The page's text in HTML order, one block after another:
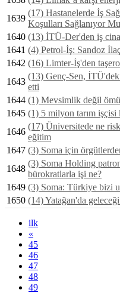
1639
(17) Hastanelerde İş
Koşulları Sağlanıyor
1640 (13) İTÜ-Der'den iş
1641 (4) Petrol-İş: Sandoz
1642 (16) Limter-İş'den
1643
(13) Genç-Sen,
etti
1644 (1) Mevsimlik değil
1645 (1) 5 milyon tarım işçisi
1646
(17) Üniversitede ne
eğitim
1647 (3) Soma için
1648
(3) Soma Holding
bürokratlarla işi ne?
1649 (3) Soma: Türkiye bizi
1650 (14) Yatağan'da
ilk
«
45
46
47
48
49